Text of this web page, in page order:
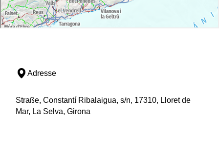
Adresse
Straße, Constantí Ribalaigua, s/n, 17310, Lloret de
Mar, La Selva, Girona